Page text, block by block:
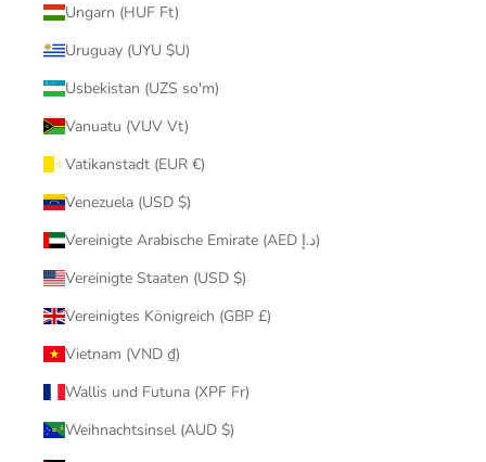
Ungarn (HUF Ft)
Uruguay (UYU $U)
Usbekistan (UZS so'm)
Vanuatu (VUV Vt)
Vatikanstadt (EUR €)
Venezuela (USD $)
Vereinigte Arabische Emirate (AED د.إ)
Vereinigte Staaten (USD $)
Vereinigtes Königreich (GBP £)
Vietnam (VND ₫)
Wallis und Futuna (XPF Fr)
Weihnachtsinsel (AUD $)